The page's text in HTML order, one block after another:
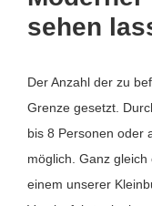
sehen
Der Anzahl der zu
Grenze gesetzt.
bis 8 Personen oder
möglich. Ganz
einem unserer